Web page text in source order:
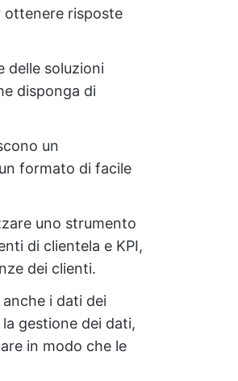
ottenere risposte
delle soluzioni
disponga di
un
formato di facile
uno strumento
di clientela e KPI,
dei clienti.
i dati dei
gestione dei dati,
in modo che le